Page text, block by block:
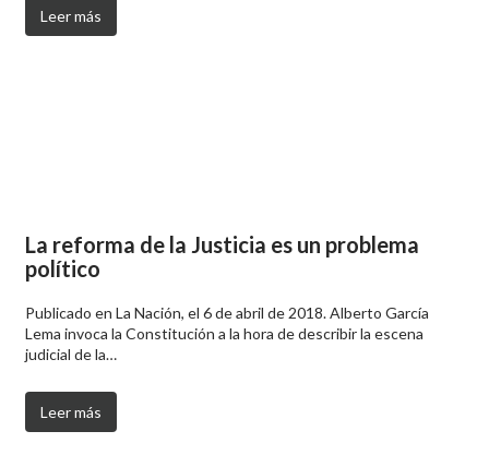
Leer más
La reforma de la Justicia es un problema
político
Publicado en La Nación, el 6 de abril de 2018. Alberto García
Lema invoca la Constitución a la hora de describir la escena
judicial de la…
Leer más